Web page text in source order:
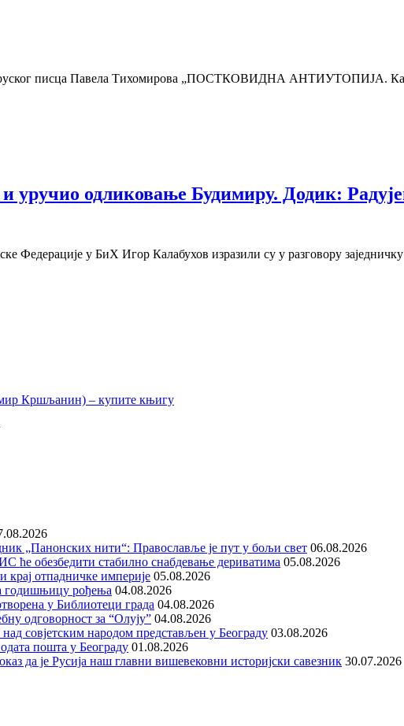
писца Павела Тихомирова „ПОСТКОВИДНА АНТИУТОПИЈА.
уручио одликовање Будимиру. Додик:
Федерације у БиХ Игор Калабухов изразили су у разговору
„Панонских нити“: Православље је пут у бољи свет 06.08.2026
обезбедити стабилно снабдевање дериватима 05.08.2026
отпадничке империје 05.08.2026
годишњицу рођења 04.08.2026
у Библиотеци града 04.08.2026
одговорност за “Олују” 04.08.2026
совјетским народом представљен у Београду 03.08.2026
пошта у Београду 01.08.2026
да је Русија наш главни вишевековни историјски савезник 30.07.2026